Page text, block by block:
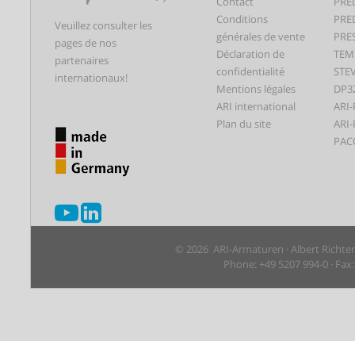
Veuillez consulter les
pages de nos
partenaires
internationaux!
Conditions
générales de vente
Déclaration de
confidentialité
Mentions légales
ARI international
Plan du site
© 2026 ARI-Armaturen · Albert
Phone: +49 5207 994-0 ·